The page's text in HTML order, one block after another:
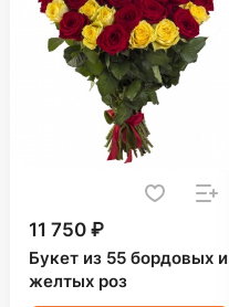
11 750 ₽
Букет из 55 бордовых и
желтых роз